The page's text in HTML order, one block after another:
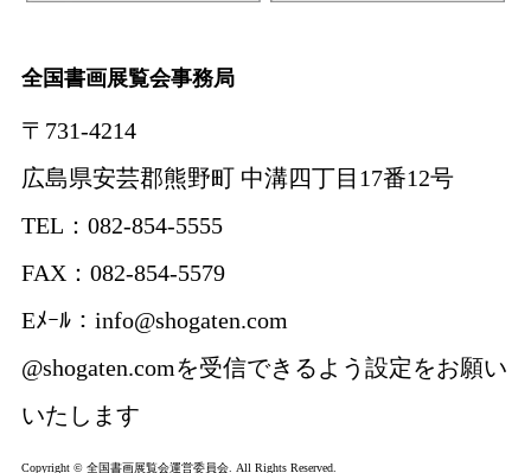
全国書画展覧会事務局
〒731-4214
広島県安芸郡熊野町 中溝四丁目17番12号
TEL：082-854-5555
FAX：082-854-5579
Eﾒｰﾙ：info@shogaten.com
@shogaten.comを受信できるよう設定をお願い
いたします
Copyright © 全国書画展覧会運営委員会. All Rights Reserved.